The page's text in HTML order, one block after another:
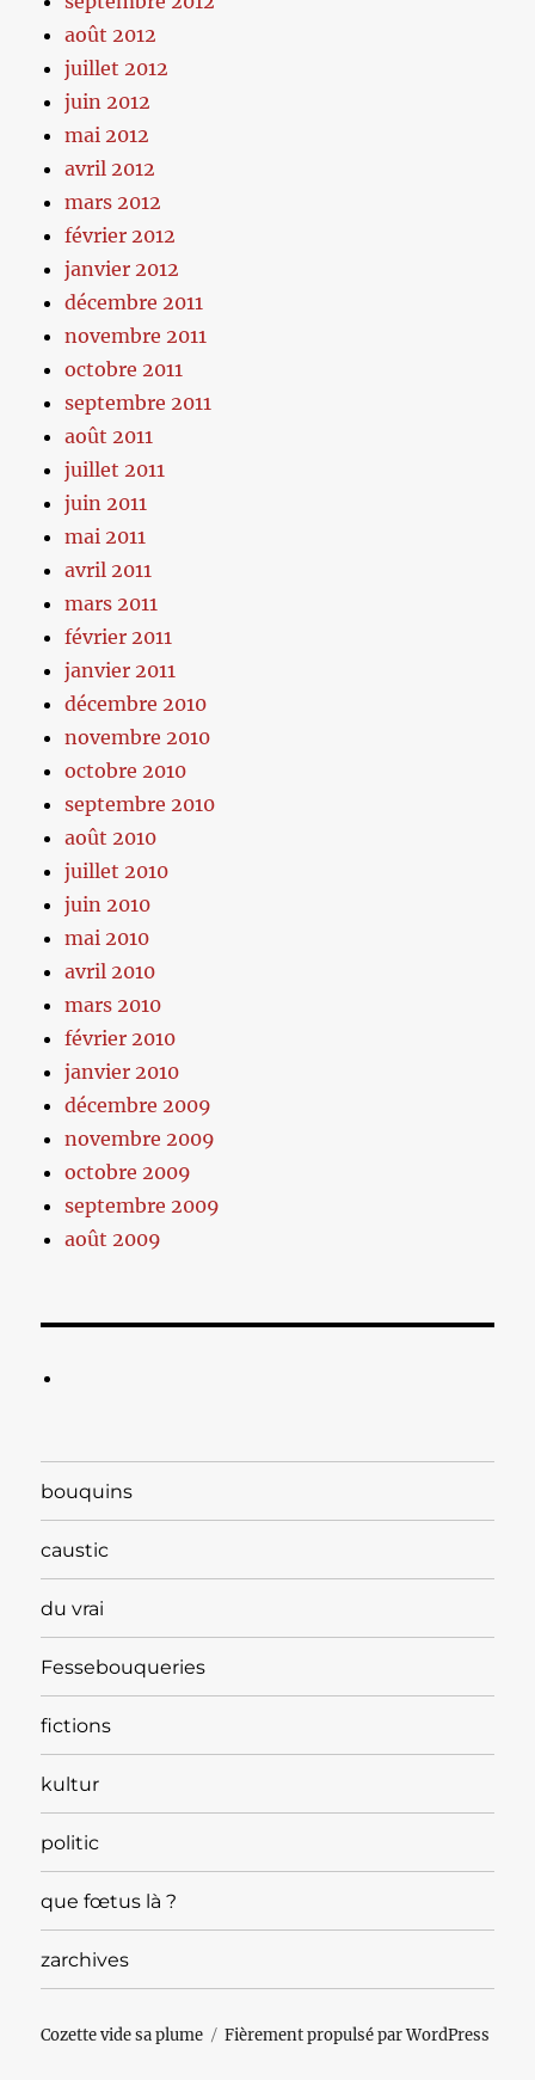
août 2012
juillet 2012
juin 2012
mai 2012
avril 2012
mars 2012
février 2012
janvier 2012
décembre 2011
novembre 2011
octobre 2011
septembre 2011
août 2011
juillet 2011
juin 2011
mai 2011
avril 2011
mars 2011
février 2011
janvier 2011
décembre 2010
novembre 2010
octobre 2010
septembre 2010
août 2010
juillet 2010
juin 2010
mai 2010
avril 2010
mars 2010
février 2010
janvier 2010
décembre 2009
novembre 2009
octobre 2009
septembre 2009
août 2009
bouquins
caustic
du vrai
Fessebouqueries
fictions
kultur
politic
que fœtus là ?
zarchives
Cozette vide sa plume Fièrement propulsé par WordPress